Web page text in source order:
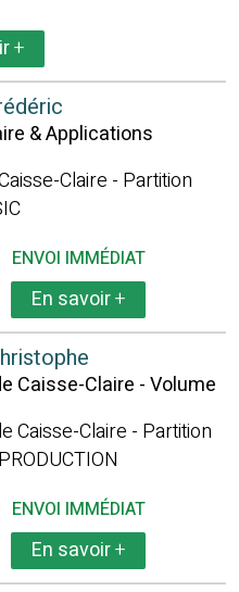
+
& Applications
Claire - Partition
ENVOI IMMÉDIAT
En savoir+
Caisse-Claire - Volume
Caisse-Claire - Partition
ENVOI IMMÉDIAT
En savoir+